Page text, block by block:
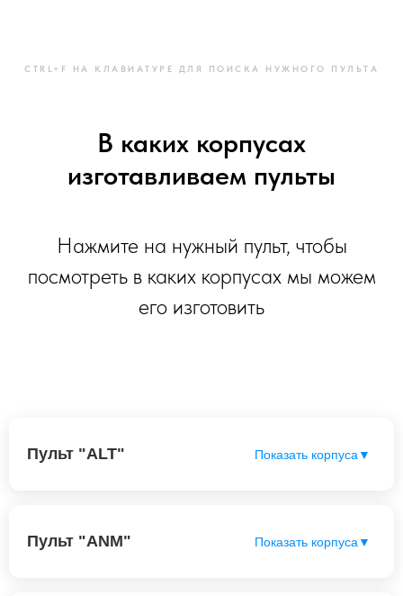
CTRL+F НА КЛАВИАТУРЕ ДЛЯ ПОИСКА НУЖНОГО ПУЛЬТА
В каких корпусах
изготавливаем пульты
Нажмите на нужный пульт, чтобы
посмотреть в каких корпусах мы можем
его изготовить
Пульт "ALT" Показать корпуса ▼
Пульт "ANM" Показать корпуса ▼